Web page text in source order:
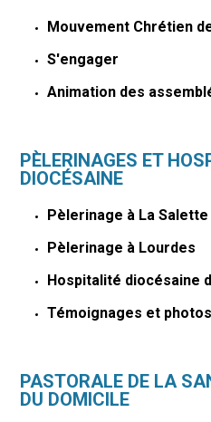
Mouvement Chrétien
S'engager
Animation des
PÈLERINAGES ET
DIOCÉSAINE
Pèlerinage à La Salette
Pèlerinage à Lourdes
Hospitalité diocésaine
Témoignages et photos
PASTORALE DE LA
DU DOMICILE